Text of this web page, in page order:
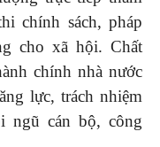
chính sách, pháp
cho xã hội. Chất
chính nhà nước
lực, trách nhiệm
ngũ cán bộ, công